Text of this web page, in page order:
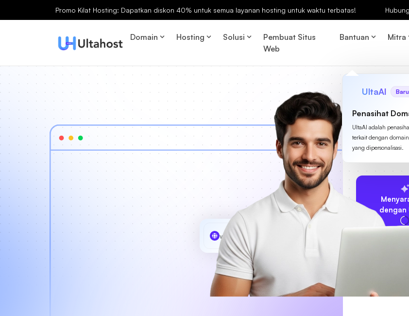
Promo Kilat Hosting: Dapatkan diskon 40% untuk semua layanan hosting untuk waktu terbatas!
Domain Hosting Solusi
Pembuat Situs
Web
Bantuan Mitra
UltaAI Baru
Penasihat
UltaAI adalah
terkait dengan
yang dipersonalisasi.
dengan
www MyCafe